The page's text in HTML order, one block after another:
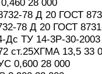
78 Д 20 ГОСТ
78 Д 20 ГОСТ
ТУ 14-3Р-30-2003
ст.25ХГМА 13,5 33
0,600 28 000